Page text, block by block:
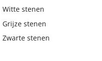
Witte stenen
Grijze stenen
Zwarte stenen